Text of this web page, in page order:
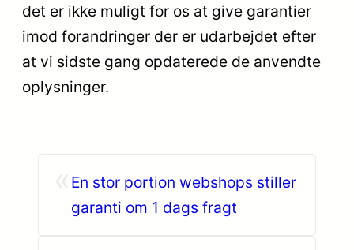
det er ikke muligt for os at give garantier
imod forandringer der er udarbejdet efter
at vi sidste gang opdaterede de anvendte
oplysninger.
En stor portion webshops stiller
garanti om 1 dags fragt